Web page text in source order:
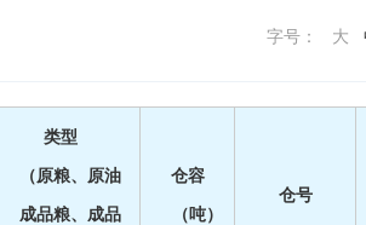
字号： 大
类型
（原粮、原油
成品粮、成品
仓容
（吨）
仓号